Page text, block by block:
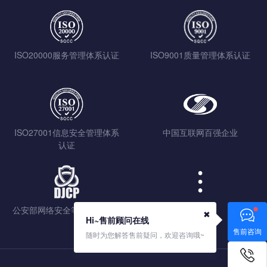
ISO20000服务管理体系认证 ISO9001质量管理体系认证
ISO27001信息安全管理体系
认证
中国互联网百强企业
公安部网络安全等级保护认证 查看更多
售前咨询
Hi~售前顾问在线
随时为您解答售前疑问，欢迎咨询哦~
✖